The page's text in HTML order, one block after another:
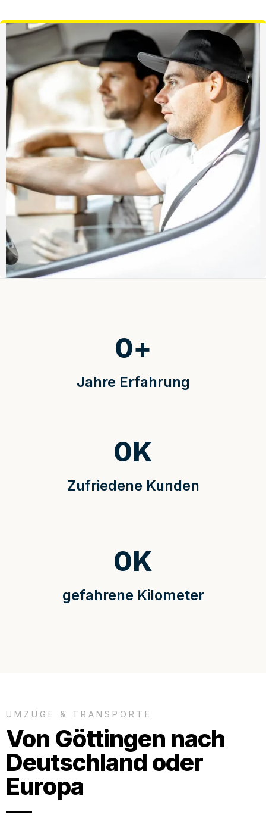
Jahre Erfahrung
0+
Zufriedene Kunden
0K
gefahrene Kilometer
0K
UMZÜGE & TRANSPORTE
Von Göttingen nach
Deutschland oder
Europa